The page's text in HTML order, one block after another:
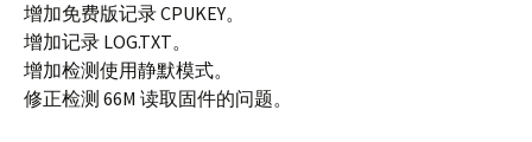
增加免费版记录 CPUKEY。
增加记录 LOG.TXT。
增加检测使用静默模式。
修正检测 66M 读取固件的问题。